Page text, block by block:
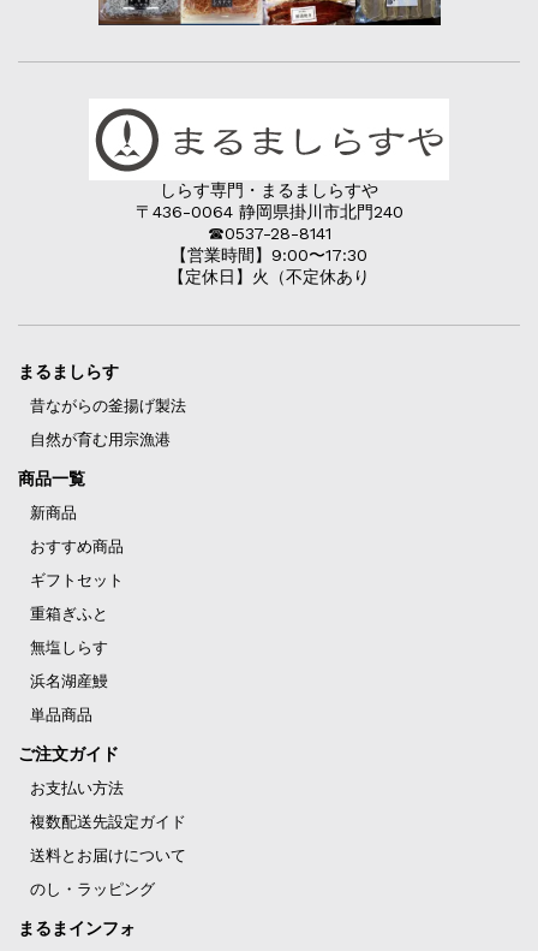
しらす専門・まるましらすや
〒436-0064 静岡県掛川市北門240
☎︎0537-28-8141
【営業時間】9:00〜17:30
【定休日】火（不定休あり
まるましらす
昔ながらの釜揚げ製法
自然が育む用宗漁港
商品一覧
新商品
おすすめ商品
ギフトセット
重箱ぎふと
無塩しらす
浜名湖産鰻
単品商品
ご注文ガイド
お支払い方法
複数配送先設定ガイド
送料とお届けについて
のし・ラッピング
まるまインフォ